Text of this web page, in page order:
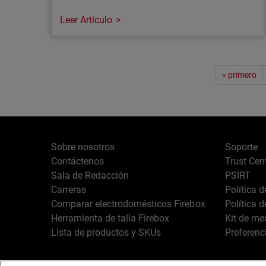
El debate sobre la protección de los
fundamental, pero los controles de edad a
nuevos riesgos de seguridad, privacidad y
operativos.
Leer Artículo
« primero
Sobre nosotros
Contáctenos
Sala de Redacción
Carreras
Comparar electrodomésticos Firebox
Herramienta de talla Firebox
Lista de productos y SKUs
Soporte
Trust
PSIRT
Política
Política
Kit de